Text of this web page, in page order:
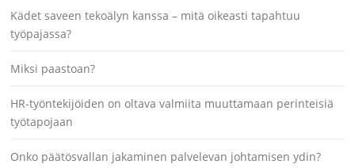
Kädet saveen tekoälyn kanssa – mitä oikeasti tapahtuu
työpajassa?
Miksi paastoan?
HR-työntekijöiden on oltava valmiita muuttamaan perinteisiä
työtapojaan
Onko päätösvallan jakaminen palvelevan johtamisen ydin?